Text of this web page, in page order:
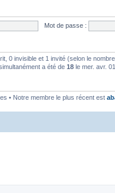
Mot de passe :
0 invisible et 1 invité (selon le
a été de 18 le mer. avr.
• Notre membre le plus récent est